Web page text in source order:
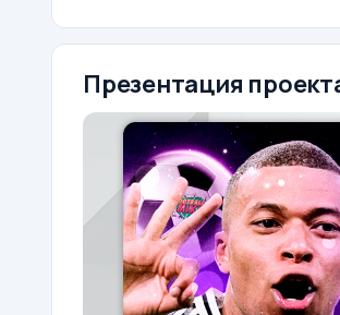
Презентация